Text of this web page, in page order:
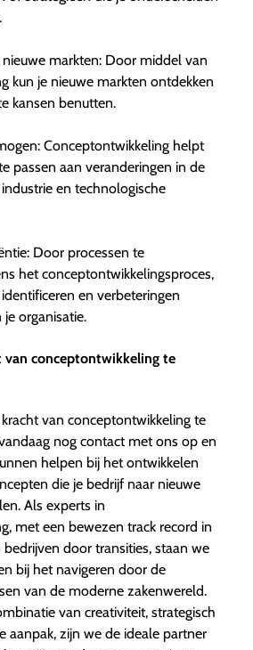
markten: Door middel van
kun je nieuwe markten ontdekken
kansen benutten.
Conceptontwikkeling helpt
passen aan veranderingen in de
en technologische
Door processen te
het conceptontwikkelingsproces,
en verbeteringen
organisatie.
van conceptontwikkeling te
van conceptontwikkeling te
nog contact met ons op en
helpen bij het ontwikkelen
die je bedrijf naar nieuwe
Als experts in
met een bewezen track record in
door transities, staan we
bij het navigeren door de
van de moderne zakenwereld.
van creativiteit, strategisch
aanpak, zijn we de ideale partner